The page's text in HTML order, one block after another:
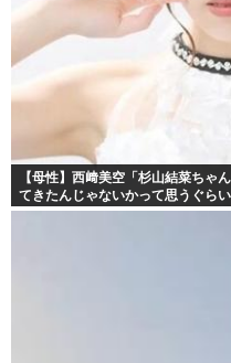
【母性】西﨑美空「杉山結菜ちゃ
てきたんじゃないかって思うぐらい